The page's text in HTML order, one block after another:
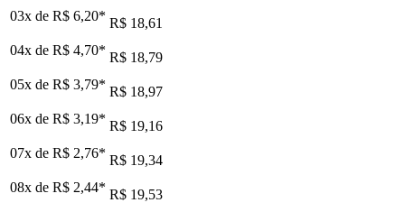
03x de R$ 6,20* R$ 18,61
04x de R$ 4,70* R$ 18,79
05x de R$ 3,79* R$ 18,97
06x de R$ 3,19* R$ 19,16
07x de R$ 2,76* R$ 19,34
08x de R$ 2,44* R$ 19,53